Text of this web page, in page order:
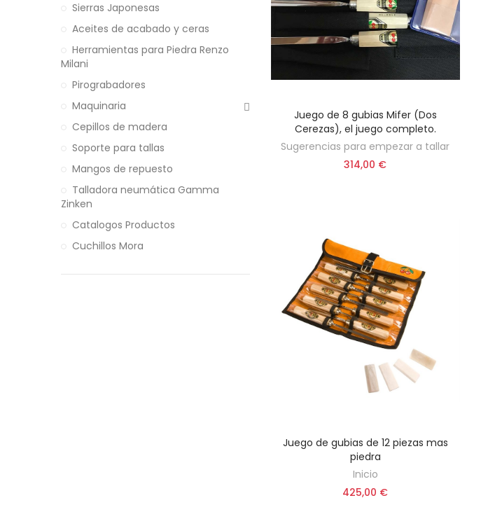
AÑADIR AL CARRITO
Juego de 8 gubias Mifer (Dos
Cerezas), el juego completo.
Sugerencias para empezar a tallar
314,00 €
AÑADIR AL CARRITO
Juego de gubias de 12 piezas mas
piedra
Inicio
425,00 €
Sierras Japonesas
Aceites de acabado y ceras
Herramientas para Piedra Renzo
Milani
Pirograbadores
Maquinaria
Cepillos de madera
Soporte para tallas
Mangos de repuesto
Talladora neumática Gamma
Zinken
Catalogos Productos
Cuchillos Mora